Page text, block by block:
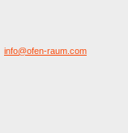
info@ofen-raum.com